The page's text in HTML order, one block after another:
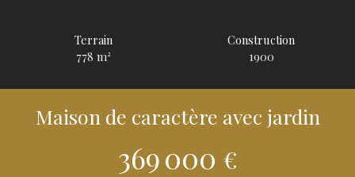
Terrain
778m²
Construction
1900
Maison de caractère avec jardin
369 000 €